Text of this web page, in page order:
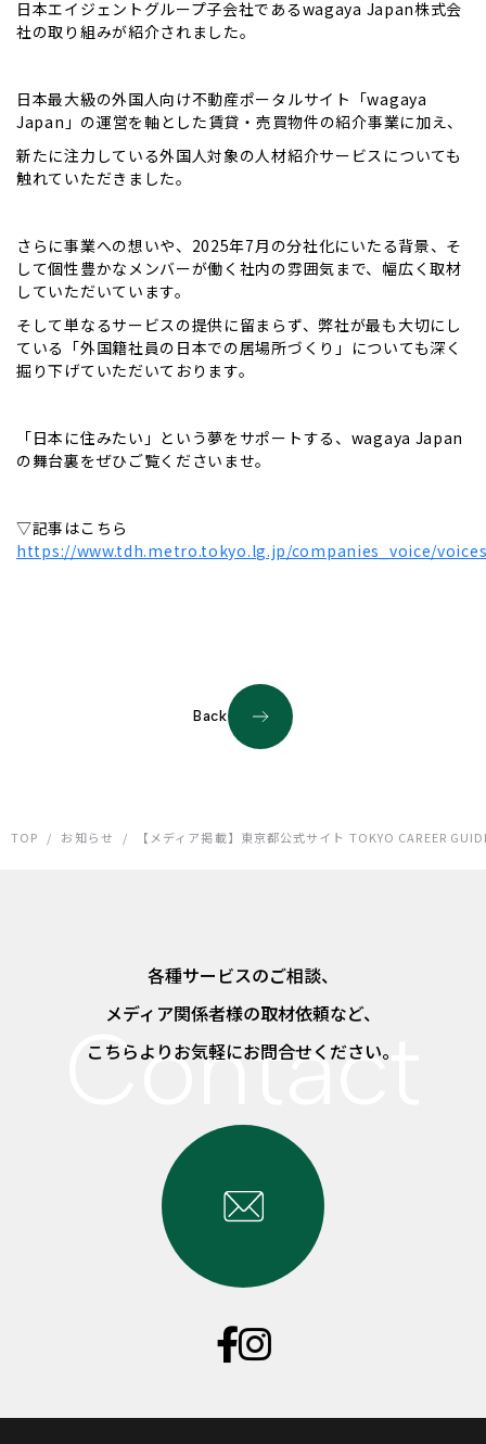
日本エイジェントグループ子会社であるwagaya Japan株式会
社の取り組みが紹介されました。
日本最大級の外国人向け不動産ポータルサイト「wagaya
Japan」の運営を軸とした賃貸・売買物件の紹介事業に加え、
新たに注力している外国人対象の人材紹介サービスについても
触れていただきました。
さらに事業への想いや、2025年7月の分社化にいたる背景、そ
して個性豊かなメンバーが働く社内の雰囲気まで、幅広く取材
していただいています。
そして単なるサービスの提供に留まらず、弊社が最も大切にし
ている「外国籍社員の日本での居場所づくり」についても深く
掘り下げていただいております。
「日本に住みたい」という夢をサポートする、wagaya Japan
の舞台裏をぜひご覧くださいませ。
▽記事はこちら
https://www.tdh.metro.tokyo.lg.jp/companies_voice/
Back
TOP / お知らせ / 【メディア掲載】東京都公式サイト TOKYO CAREER
各種サービスのご相談、
メディア関係者様の取材依頼など、
こちらよりお気軽にお問合せください。